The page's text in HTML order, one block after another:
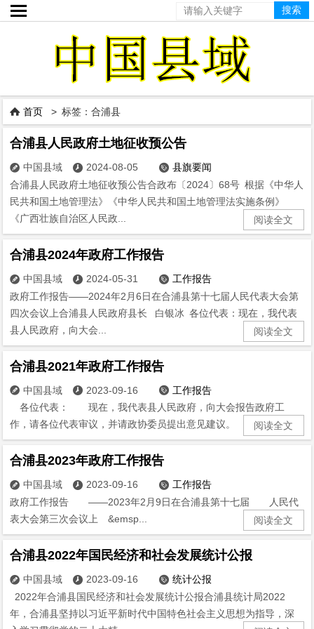

 首页 > 标签：合浦县
合浦县人民政府土地征收预公告
 中国县域  2024-08-05  县旗要闻
合浦县人民政府土地征收预公告合政布〔2024〕68号 根据《中华人
民共和国土地管理法》《中华人民共和国土地管理法实施条例》
《广西壮族自治区人民政...
阅读全文
合浦县2024年政府工作报告
 中国县域  2024-05-31  工作报告
政府工作报告——2024年2月6日在合浦县第十七届人民代表大会第
四次会议上合浦县人民政府县长 白银冰 各位代表：现在，我代表
县人民政府，向大会...
阅读全文
合浦县2021年政府工作报告
 中国县域  2023-09-16  工作报告
各位代表： 现在，我代表县人民政府，向大会报告政府工
作，请各位代表审议，并请政协委员提出意见建议。 ... 阅读全文
合浦县2023年政府工作报告
 中国县域  2023-09-16  工作报告
政府工作报告 ——2023年2月9日在合浦县第十七届 人民代
表大会第三次会议上 &emsp...
阅读全文
合浦县2022年国民经济和社会发展统计公报
 中国县域  2023-09-16  统计公报
2022年合浦县国民经济和社会发展统计公报合浦县统计局2022
年，合浦县坚持以习近平新时代中国特色社会主义思想为指导，深